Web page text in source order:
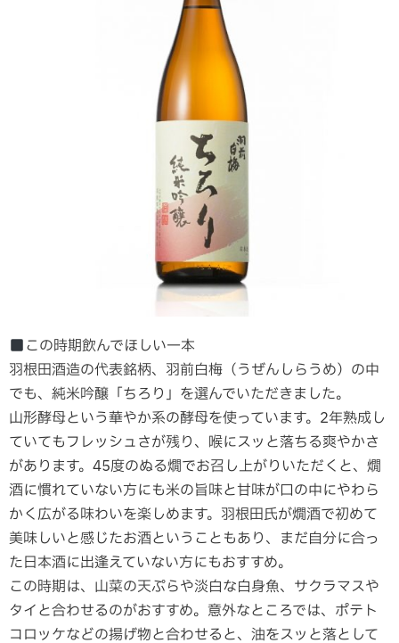
この時期飲んでほしい一本
羽根田酒造の代表銘柄、羽前白梅（うぜんしらうめ）の中
でも、純米吟醸「ちろり」を選んでいただきました。
山形酵母という華やか系の酵母を使っています。2年熟成し
ていてもフレッシュさが残り、喉にスッと落ちる爽やかさ
があります。45度のぬる燗でお召し上がりいただくと、燗
酒に慣れていない方にも米の旨味と甘味が口の中にやわら
かく広がる味わいを楽しめます。羽根田氏が燗酒で初めて
美味しいと感じたお酒ということもあり、まだ自分に合っ
た日本酒に出逢えていない方にもおすすめ。
この時期は、山菜の天ぷらや淡白な白身魚、サクラマスや
タイと合わせるのがおすすめ。意外なところでは、ポテト
コロッケなどの揚げ物と合わせると、油をスッと落として